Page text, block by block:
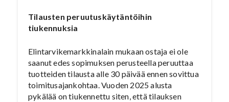
Tilausten peruutuskäytäntöihin
tiukennuksia
Elintarvikemarkkinalain mukaan ostaja ei ole
saanut edes sopimuksen perusteella peruuttaa
tuotteiden tilausta alle 30 päivää ennen sovittua
toimitusajankohtaa. Vuoden 2025 alusta
pykälää on tiukennettu siten, että tilauksen